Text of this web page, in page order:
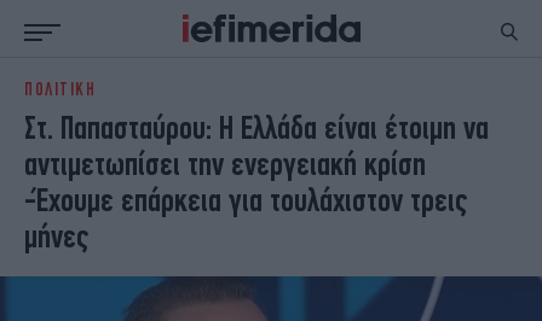
ΕΙΔΗΣΕΙΣ
NON PAPER
ΕΛΛΑΔΑ
ΟΙΚΟΝΟΜΙΑ
ΚΟΣΜΟΣ
ΠΟΛΙΤΙΣΜΟΣ
ΠΑΝΕΛΛΗΝΙΕΣ
ΖΩΗ
ΓΥΝΑΙΚΑ
ENGLISH EDITION
STORIES
ΠΟΛΙΤΙΚΗ
Στ. Παπασταύρου: Η Ελλάδα είναι έτοιμη να
αντιμετωπίσει την ενεργειακή κρίση
-Έχουμε επάρκεια για τουλάχιστον τρεις
μήνες